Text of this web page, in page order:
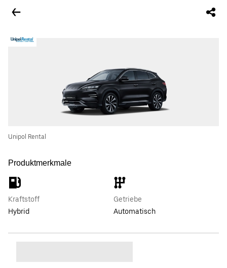
Unipol Rental
Produktmerkmale
Kraftstoff
Hybrid
Getriebe
Automatisch